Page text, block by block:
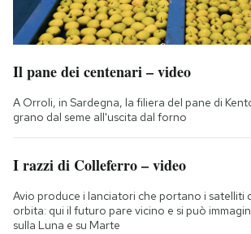
Il pane dei centenari – video
A Orroli, in Sardegna, la filiera del pane di
grano dal seme all'uscita dal forno
I razzi di Colleferro – video
Avio produce i lanciatori che portano i satelliti
orbita: qui il futuro pare vicino e si può
sulla Luna e su Marte